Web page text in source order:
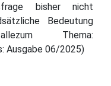
bisher nicht
Bedeutung
Thema:
Ausgabe 06/2025)